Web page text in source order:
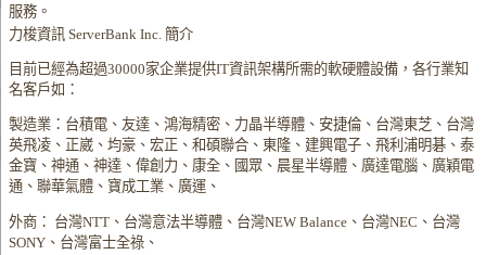
服務。
力梭資訊 ServerBank Inc. 簡介
目前已經為超過30000家企業提供IT資訊架構所需的軟硬體設備，各行業知
名客戶如：
製造業：台積電、友達、鴻海精密、力晶半導體、安捷倫、台灣東芝、台灣
英飛凌、正崴、均豪、宏正、和碩聯合、東隆、建興電子、飛利浦明碁、泰
金寶、神通、神達、偉創力、康全、國眾、晨星半導體、廣達電腦、廣穎電
通、聯華氣體、寶成工業、廣運、
外商： 台灣NTT、台灣意法半導體、台灣NEW Balance、台灣NEC、台灣
SONY、台灣富士全祿、